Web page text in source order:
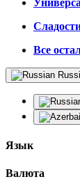
Все
Язык
Валюта